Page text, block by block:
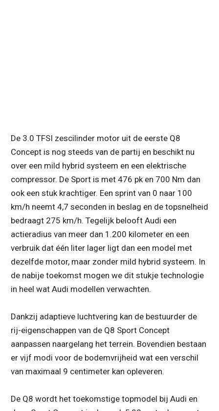
De 3.0 TFSI zescilinder motor uit de eerste Q8
Concept is nog steeds van de partij en beschikt nu
over een mild hybrid systeem en een elektrische
compressor. De Sport is met 476 pk en 700 Nm dan
ook een stuk krachtiger. Een sprint van 0 naar 100
km/h neemt 4,7 seconden in beslag en de topsnelheid
bedraagt 275 km/h. Tegelijk belooft Audi een
actieradius van meer dan 1.200 kilometer en een
verbruik dat één liter lager ligt dan een model met
dezelfde motor, maar zonder mild hybrid systeem. In
de nabije toekomst mogen we dit stukje technologie
in heel wat Audi modellen verwachten.
Dankzij adaptieve luchtvering kan de bestuurder de
rij-eigenschappen van de Q8 Sport Concept
aanpassen naargelang het terrein. Bovendien bestaan
er vijf modi voor de bodemvrijheid wat een verschil
van maximaal 9 centimeter kan opleveren.
De Q8 wordt het toekomstige topmodel bij Audi en